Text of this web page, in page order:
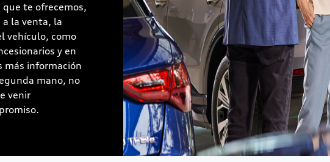
que te ofrecemos,
a la venta, la
vehículo, como
y en
más información
mano, no
venir